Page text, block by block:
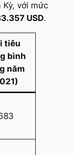
với mức
USD.
tiêu
bình
năm